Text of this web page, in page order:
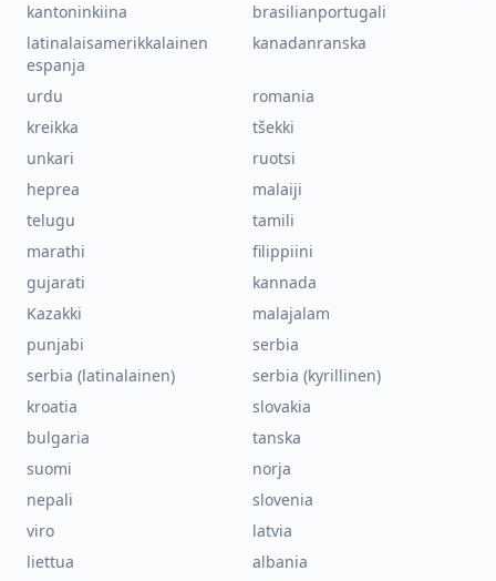
kantoninkiina
brasilianportugali
latinalaisamerikkalainen
espanja
kanadanranska
urdu
romania
kreikka
tšekki
unkari
ruotsi
heprea
malaiji
telugu
tamili
marathi
filippiini
gujarati
kannada
Kazakki
malajalam
punjabi
serbia
serbia (latinalainen)
serbia (kyrillinen)
kroatia
slovakia
bulgaria
tanska
suomi
norja
nepali
slovenia
viro
latvia
liettua
albania